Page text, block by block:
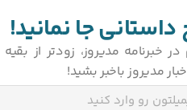
داستانی جا نمانید!
در خبرنامه مدیروز، زودتر از
مدیروز باخبر بشید!